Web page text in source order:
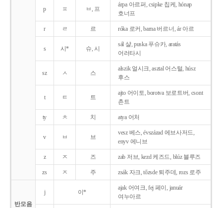
p ㅍ ㅂ, 프
árpa 아르퍼, csipke 칩케, hónap
호너프
r ㄹ 르 róka 로커, barna 버르너, ár 아르
s 시* 슈, 시
sál 샬, puska 푸슈카, aratás
어러타시
sz ㅅ 스
alszik 얼시크, asztal 어스털, húsz
후스
t ㅌ 트
ajto 어이토, borotva 보로트버, csont
촌트
ty ㅊ 치 atya 어처
v ㅂ 브
vesz 베스, évszázad 에브사저드,
enyv 에니브
z ㅈ 즈 zab 저브, kezd 케즈드, blúz 블루즈
zs ㅈ 주 zsák 자크, tőzsde 퇴주데, rozs 로주
반모음
j 이*
ajak 어여크, fej 페이, január
여누아르